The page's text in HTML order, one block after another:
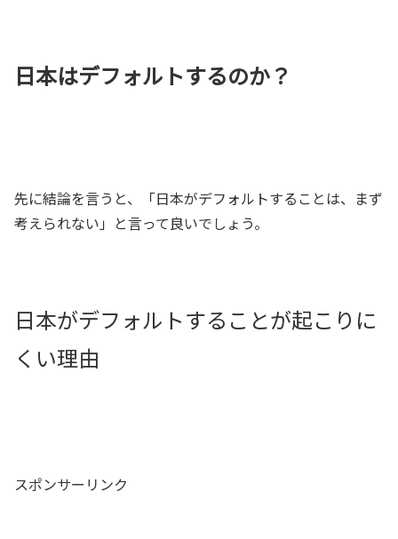
日本はデフォルトするのか？
先に結論を言うと、「日本がデフォルトすることは、まず
考えられない」と言って良いでしょう。
日本がデフォルトすることが起こりに
くい理由
スポンサーリンク